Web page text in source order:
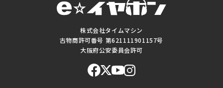
株式会社タイムマシン
古物商許可番号 第621111901157号
大阪府公安委員会許可